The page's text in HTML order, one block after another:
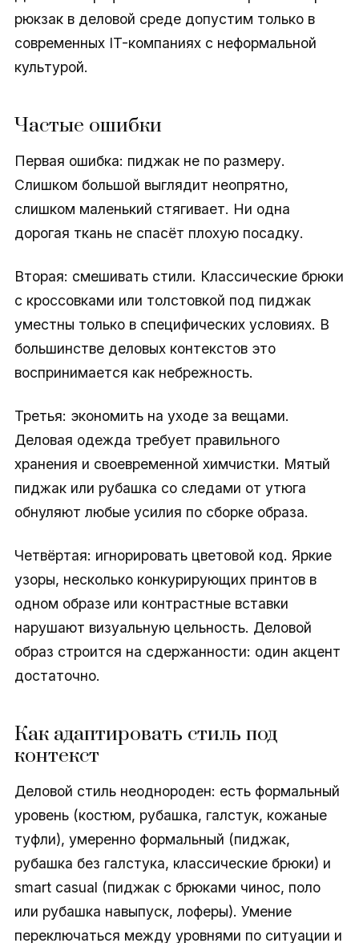
рюкзак в деловой среде допустим только в
современных IT-компаниях с неформальной
культурой.
Частые ошибки
Первая ошибка: пиджак не по размеру.
Слишком большой выглядит неопрятно,
слишком маленький стягивает. Ни одна
дорогая ткань не спасёт плохую посадку.
Вторая: смешивать стили. Классические брюки
с кроссовками или толстовкой под пиджак
уместны только в специфических условиях. В
большинстве деловых контекстов это
воспринимается как небрежность.
Третья: экономить на уходе за вещами.
Деловая одежда требует правильного
хранения и своевременной химчистки. Мятый
пиджак или рубашка со следами от утюга
обнуляют любые усилия по сборке образа.
Четвёртая: игнорировать цветовой код. Яркие
узоры, несколько конкурирующих принтов в
одном образе или контрастные вставки
нарушают визуальную цельность. Деловой
образ строится на сдержанности: один акцент
достаточно.
Как адаптировать стиль под
контекст
Деловой стиль неоднороден: есть формальный
уровень (костюм, рубашка, галстук, кожаные
туфли), умеренно формальный (пиджак,
рубашка без галстука, классические брюки) и
smart casual (пиджак с брюками чинос, поло
или рубашка навыпуск, лоферы). Умение
переключаться между уровнями по ситуации и